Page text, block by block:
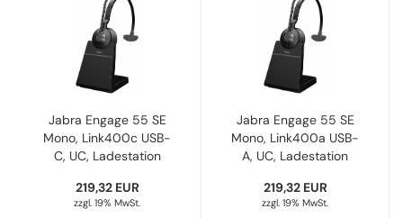
Jabra Engage 55 SE
Mono, Link400c USB-
C, UC, Ladestation
219,32 EUR
zzgl. 19% MwSt.
Jabra Engage 55 SE
Mono, Link400a USB-
A, UC, Ladestation
219,32 EUR
zzgl. 19% MwSt.